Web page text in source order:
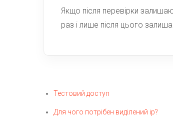
Якщо після перевірки
раз і лише після цього
Тестовий доступ
Для чого потрібен виділений ip?